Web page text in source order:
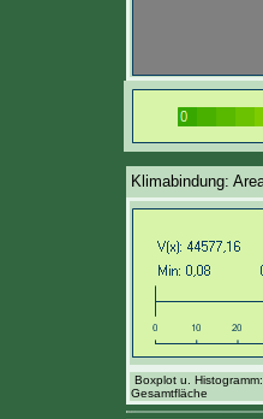
Klimabindung:
Boxplot u.
Gesamtfläche